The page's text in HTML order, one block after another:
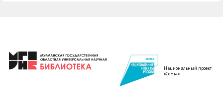
Национальный проект
«Семья»